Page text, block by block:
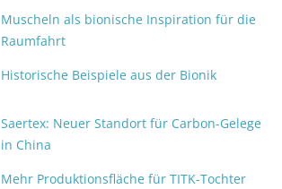
Muscheln als bionische Inspiration für die
Raumfahrt
Historische Beispiele aus der Bionik
Saertex: Neuer Standort für Carbon-Gelege
in China
Mehr Produktionsfläche für TITK-Tochter